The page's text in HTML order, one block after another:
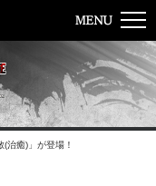
治癒)」が登場！